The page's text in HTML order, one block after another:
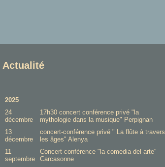
Actualité
2025
24
décembre
17h30 concert conférence privé "la
mythologie dans la musique" Perpignan
13
décembre
concert-conférence privé " La flûte à travers
les âges" Alenya
11
septembre
Concert-conférence "la comedia del arte"
Carcasonne